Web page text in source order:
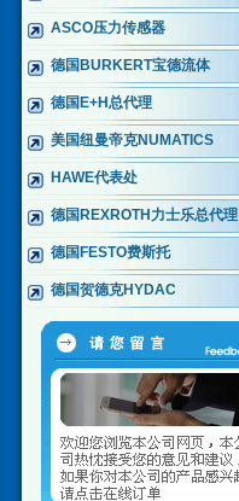
ASCO压力传感器
德国BURKERT宝德流体
德国E+H总代理
美国纽曼帝克NUMATICS
HAWE代表处
德国REXROTH力士乐总代理
德国FESTO费斯托
德国贺德克HYDAC